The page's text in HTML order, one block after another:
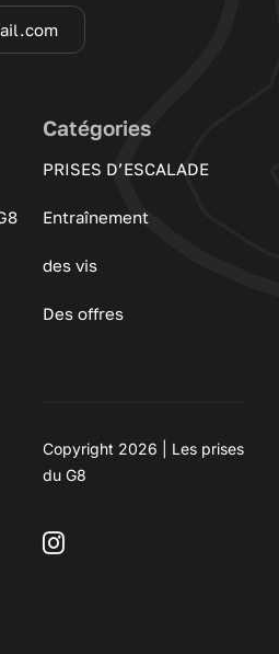
Catégories
PRISES D’ESCALADE
Entraînement
des vis
Des offres
Copyright 2026 | Les prises
du G8